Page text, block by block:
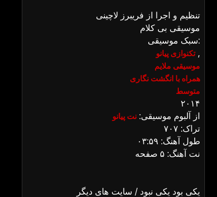
تنظیم و اجرا از فریبرز لاچینی
موسیقی بی کلام
سبک موسیقی:
تکنوازی پیانو,
موسیقی ملایم
همراه با انگشت نگاری
متوسط
۲۰۱۴
از آلبوم موسیقی: نت پیانو
تراک: ۷۰۷
طول آهنگ: ۰۳:۵۹
نت آهنگ: ۵ صفحه
یکی بود یکی نبود / سایت های دیگر